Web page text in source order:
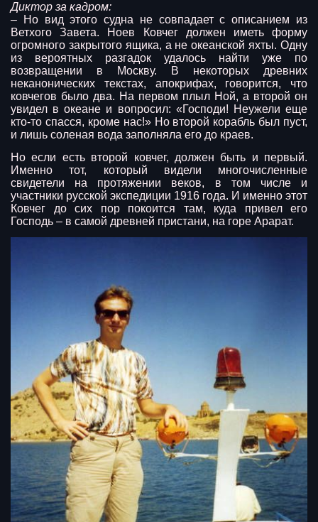
Диктор за кадром:
– Но вид этого судна не совпадает с описанием из
Ветхого Завета. Ноев Ковчег должен иметь форму
огромного закрытого ящика, а не океанской яхты. Одну
из вероятных разгадок удалось найти уже по
возвращении в Москву. В некоторых древних
неканонических текстах, апокрифах, говорится, что
ковчегов было два. На первом плыл Ной, а второй он
увидел в океане и вопросил: «Господи! Неужели еще
кто-то спасся, кроме нас!» Но второй корабль был пуст,
и лишь соленая вода заполняла его до краев.
Но если есть второй ковчег, должен быть и первый.
Именно тот, который видели многочисленные
свидетели на протяжении веков, в том числе и
участники русской экспедиции 1916 года. И именно этот
Ковчег до сих пор покоится там, куда привел его
Господь – в самой древней пристани, на горе Арарат.